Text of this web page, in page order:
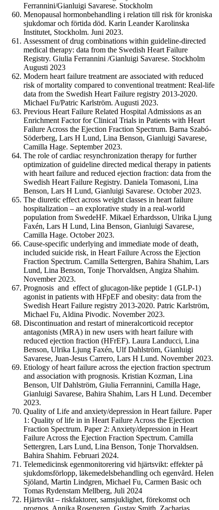
Ferrannini/Gianluigi Savarese. Stockholm
Menopausal hormonbehandling i relation till risk för kroniska
sjukdomar och förtida död. Karin Leander Karolinska
Institutet, Stockholm. Juni 2023.
Assessment of drug combinations within guideline-directed
medical therapy: data from the Swedish Heart Failure
Registry. Giulia Ferrannini /Gianluigi Savarese. Stockholm
Augusti 2023
Modern heart failure treatment are associated with reduced
risk of mortality compared to conventional treatment: Real-life
data from the Swedish Heart Failure registry 2013-2020.
Michael Fu/Patric Karlström. Augusti 2023.
Previous Heart Failure Related Hospital Admissions as an
Enrichment Factor for Clinical Trials in Patients with Heart
Failure Across the Ejection Fraction Spectrum. Barna Szabó-
Söderberg, Lars H Lund, Lina Benson, Gianluigi Savarese,
Camilla Hage. September 2023.
The role of cardiac resynchronization therapy for further
optimization of guideline directed medical therapy in patients
with heart failure and reduced ejection fraction: data from the
Swedish Heart Failure Registry. Daniela Tomasoni, Lina
Benson, Lars H Lund, Gianluigi Savarese. October 2023.
The diuretic effect across weight classes in heart failure
hospitalization – an explorative study in a real-world
population from SwedeHF. Mikael Erhardsson, Ulrika Ljung
Faxén, Lars H Lund, Lina Benson, Gianluigi Savarese,
Camilla Hage. October 2023.
Cause-specific underlying and immediate mode of death,
included suicide risk, in Heart Failure Across the Ejection
Fraction Spectrum. Camilla Settergren, Bahira Shahim, Lars
Lund, Lina Benson, Tonje Thorvaldsen, Angiza Shahim.
November 2023.
Prognosis and effect of glucagon-like peptide 1 (GLP-1)
agonist in patients with HFpEF and obesity: data from the
Swedish Heart Failure registry 2013-2020. Patric Karlström,
Michael Fu, Aldina Pivodic. November 2023.
Discontinuation and restart of mineralcorticoid receptor
antagonists (MRA) in new users with heart failure with
reduced ejection fraction (HFrEF). Laura Landucci, Lina
Benson, Ulrika Ljung Faxén, Ulf Dahlström, Gianluigi
Savarese, Juan-Jesus Carrero, Lars H Lund. November 2023.
Etiology of heart failure across the ejection fraction spectrum
and association with prognosis. Kristian Kozman, Lina
Benson, Ulf Dahlström, Giulia Ferrannini, Camilla Hage,
Gianluigi Savarese, Bahira Shahim, Lars H Lund. December
2023.
Quality of Life and anxiety/depression in Heart failure. Paper
1: Quality of life in in Heart Failure Across the Ejection
Fraction Spectrum. Paper 2: Anxiety/depression in Heart
Failure Across the Ejection Fraction Spectrum. Camilla
Settergren, Lars Lund, Lina Benson, Tonje Thorvaldsen.
Bahira Shahim. Februari 2024.
Telemedicinsk egenmonitorering vid hjärtsvikt: effekter på
sjukdomsförlopp, läkemedelsbehandling och egenvård. Helen
Sjöland, Martin Lindgren, Michael Fu, Carmen Basic och
Tomas Rydenstam Mellberg, Juli 2024
Hjärtsvikt – riskfaktorer, samsjuklighet, förekomst och
prognos. Annika Rosengren, Gustav Smith, Zacharias